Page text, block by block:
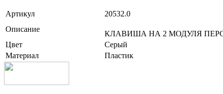
Артикул
20532.0
Описание
КЛАВИША НА 2 МОДУЛЯ
Цвет
Серый
Материал
Пластик